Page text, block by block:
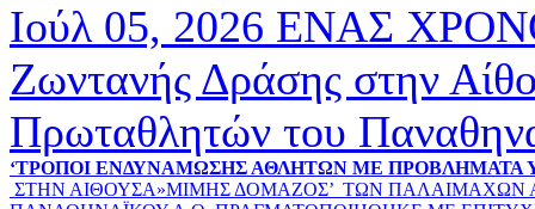
Ιούλ 05, 2026 ΕΝΑΣ
Ζωντανής Δράσης στην
Πρωταθλητών του
‘ΤΡΟΠΟΙ ΕΝΔΥΝΑΜΩΣΗΣ ΑΘΛΗΤΩΝ ΜΕ ΠΡΟΒΛΗΜΑΤΑ
ΣΤΗΝ ΑΙΘΟΥΣΑ»ΜΙΜΗΣ ΔΟΜΑΖΟΣ’ ΤΩΝ